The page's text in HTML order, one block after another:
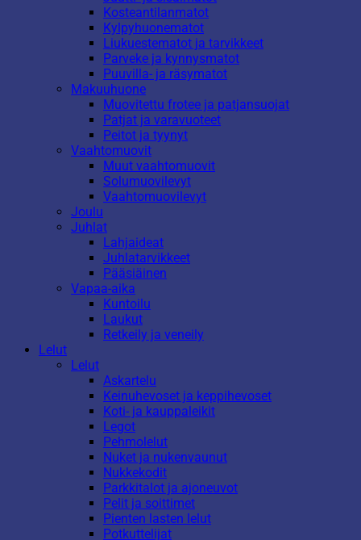
Kosteantilanmatot
Kylpyhuonematot
Liukuestematot ja tarvikkeet
Parveke ja kynnysmatot
Puuvilla- ja räsymatot
Makuuhuone
Muovitettu frotee ja patjansuojat
Patjat ja varavuoteet
Peitot ja tyynyt
Vaahtomuovit
Muut vaahtomuovit
Solumuovilevyt
Vaahtomuovilevyt
Joulu
Juhlat
Lahjaideat
Juhlatarvikkeet
Pääsiäinen
Vapaa-aika
Kuntoilu
Laukut
Retkeily ja veneily
Lelut
Lelut
Askartelu
Keinuhevoset ja keppihevoset
Koti- ja kauppaleikit
Legot
Pehmolelut
Nuket ja nukenvaunut
Nukkekodit
Parkkitalot ja ajoneuvot
Pelit ja soittimet
Pienten lasten lelut
Potkuttelijat